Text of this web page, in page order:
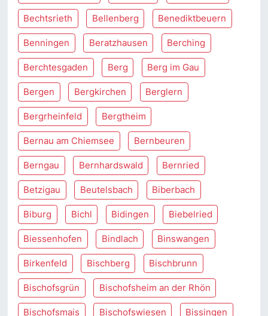
Bechtsrieth Bellenberg Benediktbeuern
Benningen Beratzhausen Berching
Berchtesgaden Berg Berg im Gau
Bergen Bergkirchen Berglern
Bergrheinfeld Bergtheim
Bernau am Chiemsee Bernbeuren
Berngau Bernhardswald Bernried
Betzigau Beutelsbach Biberbach
Biburg Bichl Bidingen Biebelried
Biessenhofen Bindlach Binswangen
Birkenfeld Bischberg Bischbrunn
Bischofsgrün Bischofsheim an der Rhön
Bischofsmais Bischofswiesen Bissingen